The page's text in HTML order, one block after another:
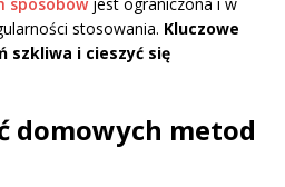
stosowania. Kluczowe
szkliwa i cieszyć się
domowych metod